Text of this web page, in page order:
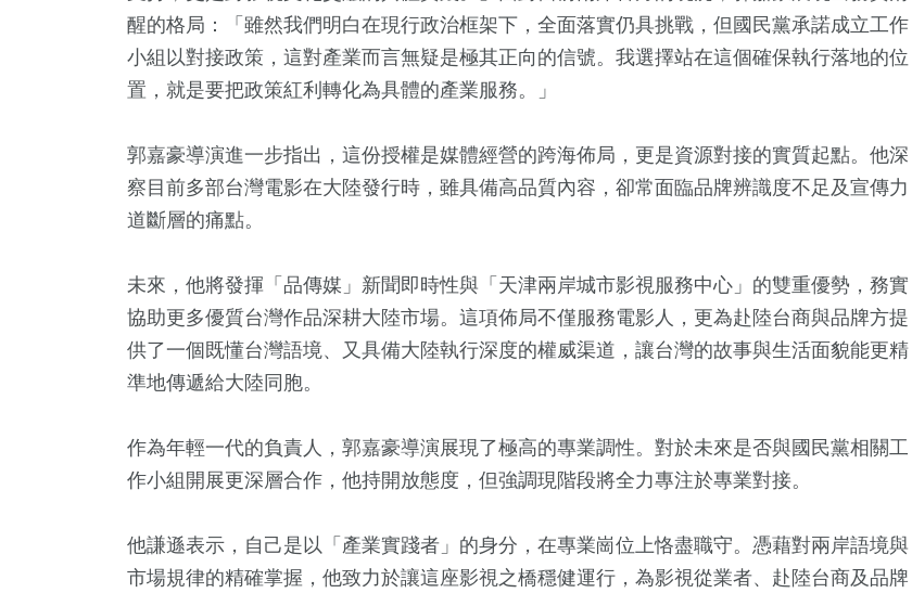
醒的格局：「雖然我們明白在現行政治框架下，全面落實仍具挑戰，但國民黨承諾成立工作
小組以對接政策，這對產業而言無疑是極其正向的信號。我選擇站在這個確保執行落地的位
置，就是要把政策紅利轉化為具體的產業服務。」
郭嘉豪導演進一步指出，這份授權是媒體經營的跨海佈局，更是資源對接的實質起點。他深
察目前多部台灣電影在大陸發行時，雖具備高品質內容，卻常面臨品牌辨識度不足及宣傳力
道斷層的痛點。
未來，他將發揮「品傳媒」新聞即時性與「天津兩岸城市影視服務中心」的雙重優勢，務實
協助更多優質台灣作品深耕大陸市場。這項佈局不僅服務電影人，更為赴陸台商與品牌方提
供了一個既懂台灣語境、又具備大陸執行深度的權威渠道，讓台灣的故事與生活面貌能更精
準地傳遞給大陸同胞。
作為年輕一代的負責人，郭嘉豪導演展現了極高的專業調性。對於未來是否與國民黨相關工
作小組開展更深層合作，他持開放態度，但強調現階段將全力專注於專業對接。
他謙遜表示，自己是以「產業實踐者」的身分，在專業崗位上恪盡職守。憑藉對兩岸語境與
市場規律的精確掌握，他致力於讓這座影視之橋穩健運行，為影視從業者、赴陸台商及品牌
健康及醫療 財經及消費 運動 2024總統大選